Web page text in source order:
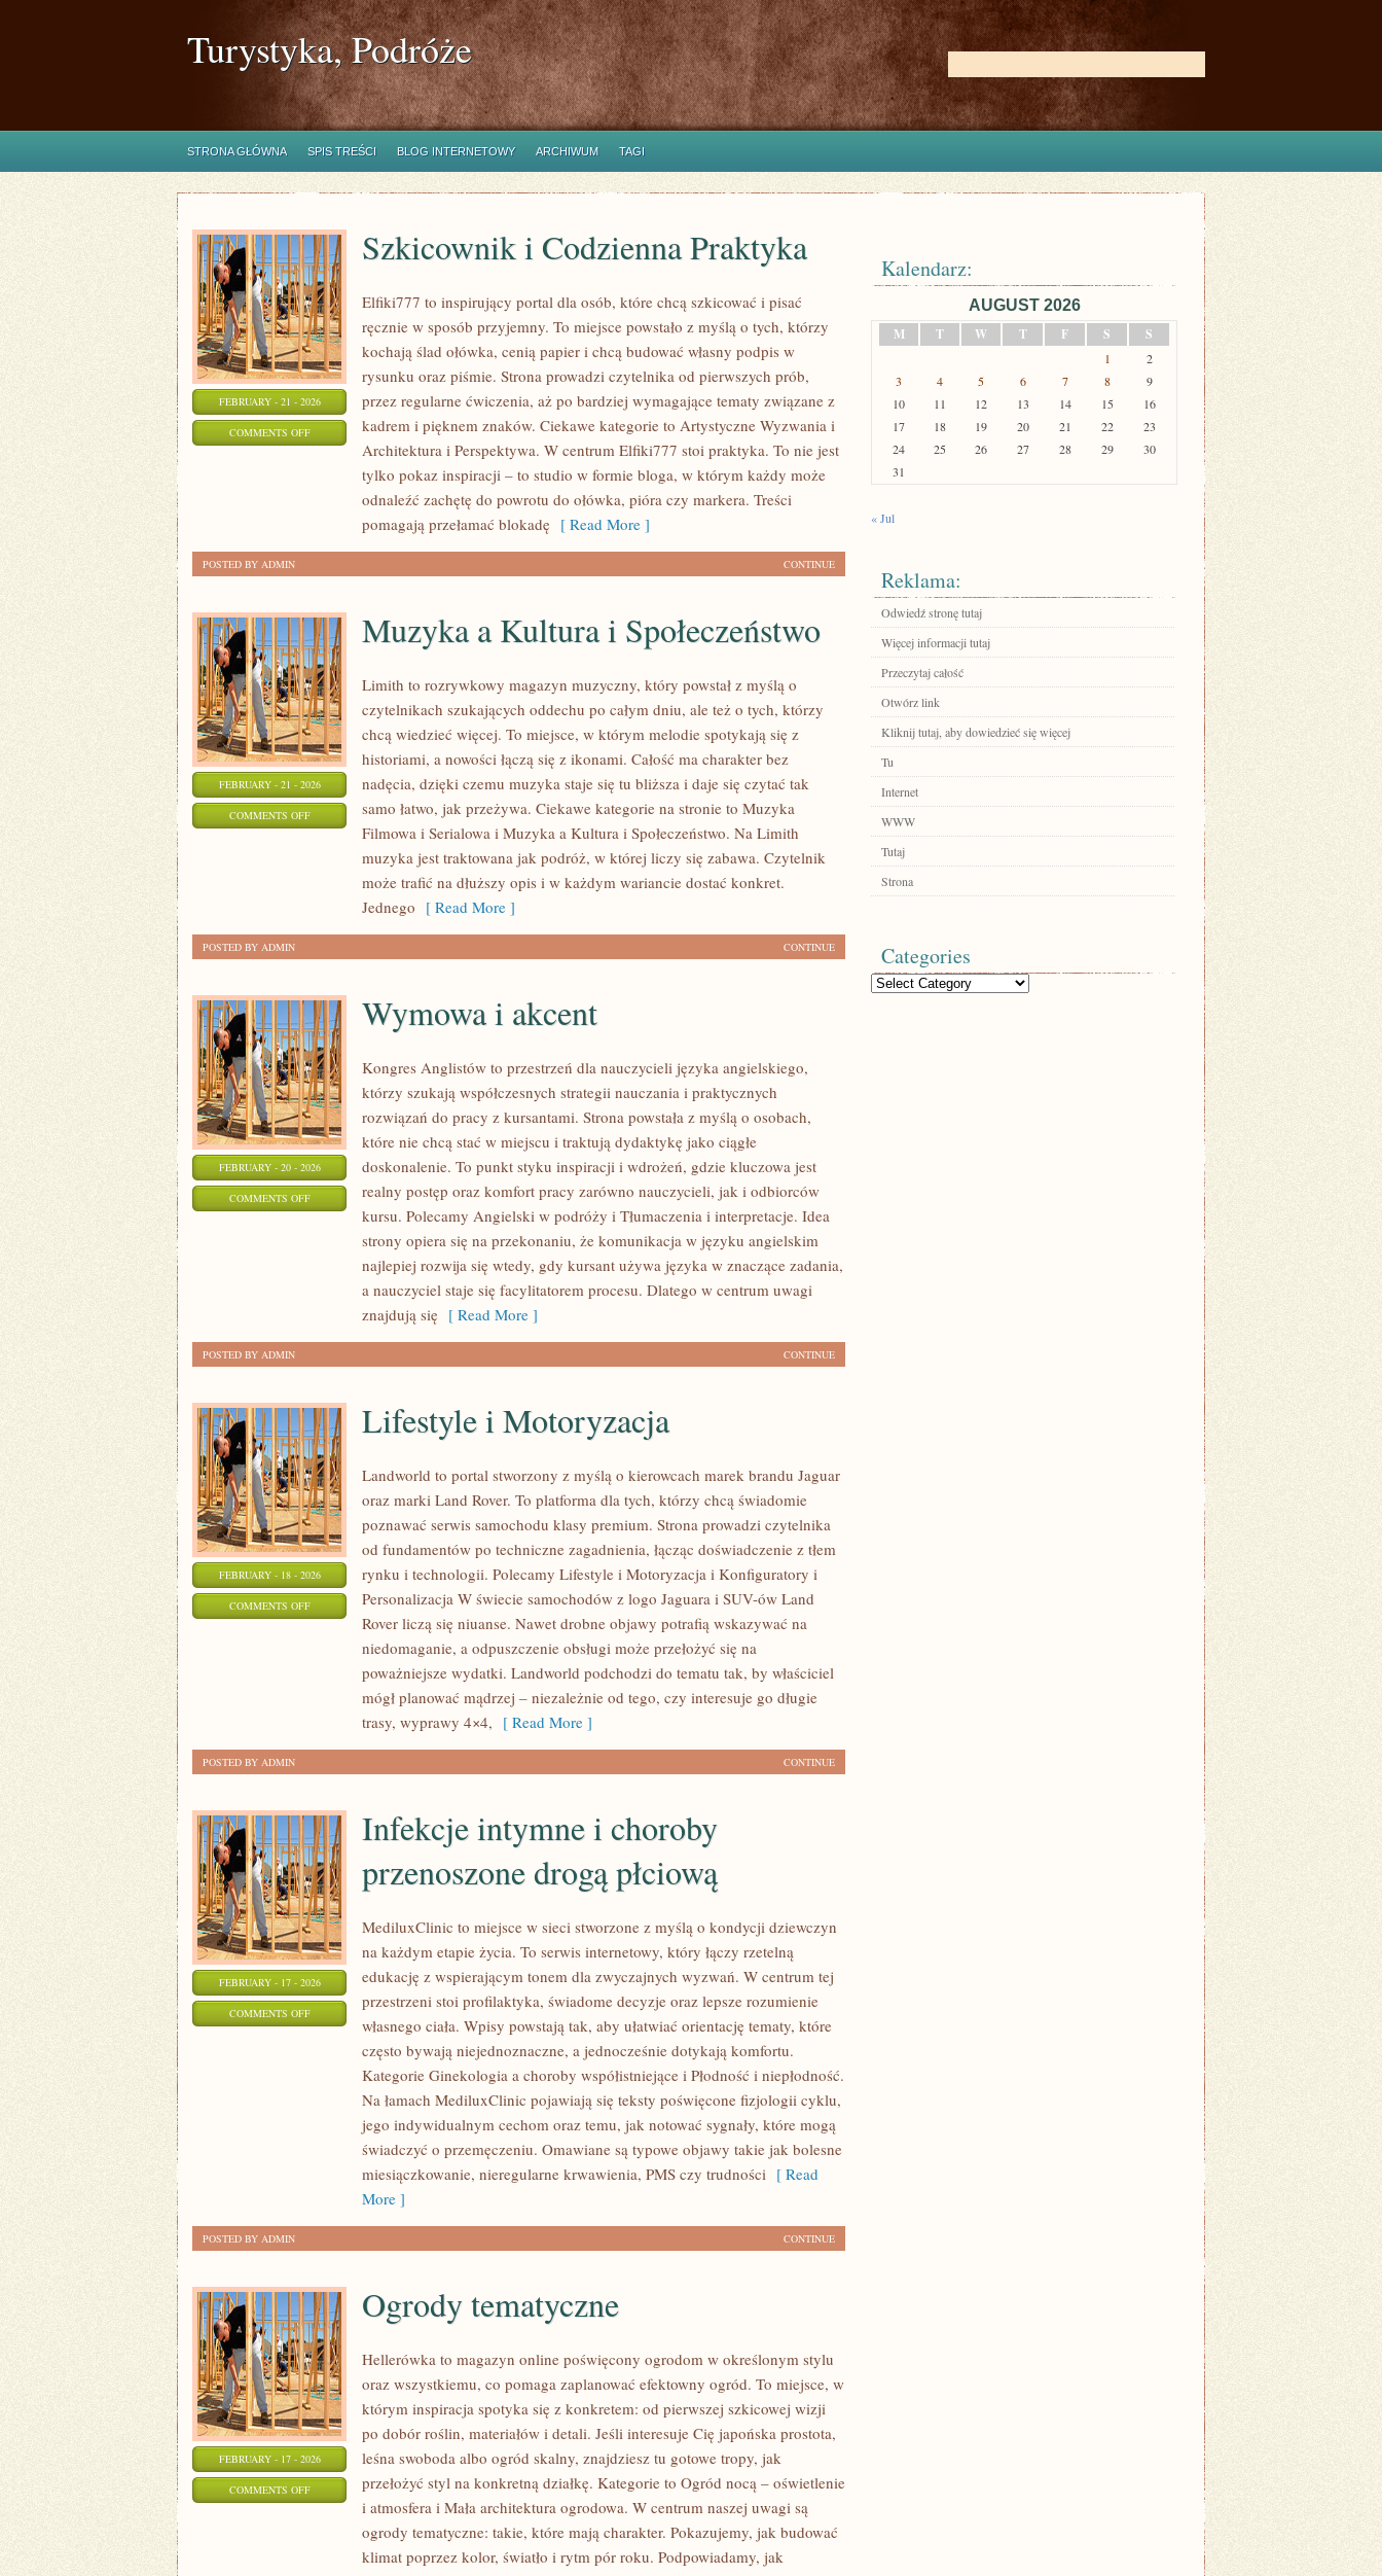
Turystyka, Podróże
STRONA GŁÓWNA SPIS TREŚCI BLOG INTERNETOWY ARCHIWUM TAGI
FEBRUARY - 21 - 2026
COMMENTS OFFON
SZKICOWNIK
CODZIENNA
PRAKTYKA
Szkicownik i Codzienna Praktyka
Elfiki777 to inspirujący portal dla osób, które chcą szkicować i pisać
ręcznie w sposób przyjemny. To miejsce powstało z myślą o tych, którzy
kochają ślad ołówka, cenią papier i chcą budować własny podpis w
rysunku oraz piśmie. Strona prowadzi czytelnika od pierwszych prób,
przez regularne ćwiczenia, aż po bardziej wymagające tematy związane z
kadrem i pięknem znaków. Ciekawe kategorie to Artystyczne Wyzwania i
Architektura i Perspektywa. W centrum Elfiki777 stoi praktyka. To nie jest
tylko pokaz inspiracji – to studio w formie bloga, w którym każdy może
odnaleźć zachętę do powrotu do ołówka, pióra czy markera. Treści
pomagają przełamać blokadę [ Read More ]
CONTINUE
POSTED BY ADMIN
FEBRUARY - 21 - 2026
COMMENTS OFFON
Muzyka a Kultura i Społeczeństwo
Limith to rozrywkowy magazyn muzyczny, który powstał z myślą o
czytelnikach szukających oddechu po całym dniu, ale też o tych, którzy
chcą wiedzieć więcej. To miejsce, w którym melodie spotykają się z
historiami, a nowości łączą się z ikonami. Całość ma charakter bez
nadęcia, dzięki czemu muzyka staje się tu bliższa i daje się czytać tak
samo łatwo, jak przeżywa. Ciekawe kategorie na stronie to Muzyka
Filmowa i Serialowa i Muzyka a Kultura i Społeczeństwo. Na Limith
muzyka jest traktowana jak podróż, w której liczy się zabawa. Czytelnik
może trafić na dłuższy opis i w każdym wariancie dostać konkret.
Jednego [ Read More ]
CONTINUE
POSTED BY ADMIN
FEBRUARY - 20 - 2026
COMMENTS OFFON
Wymowa i akcent
Kongres Anglistów to przestrzeń dla nauczycieli języka angielskiego,
którzy szukają współczesnych strategii nauczania i praktycznych
rozwiązań do pracy z kursantami. Strona powstała z myślą o osobach,
które nie chcą stać w miejscu i traktują dydaktykę jako ciągłe
doskonalenie. To punkt styku inspiracji i wdrożeń, gdzie kluczowa jest
realny postęp oraz komfort pracy zarówno nauczycieli, jak i odbiorców
kursu. Polecamy Angielski w podróży i Tłumaczenia i interpretacje. Idea
strony opiera się na przekonaniu, że komunikacja w języku angielskim
najlepiej rozwija się wtedy, gdy kursant używa języka w znaczące zadania,
a nauczyciel staje się facylitatorem procesu. Dlatego w centrum uwagi
znajdują się [ Read More ]
CONTINUE
POSTED BY ADMIN
FEBRUARY - 18 - 2026
COMMENTS OFFON
LIFESTYLE
MOTORYZACJA
Lifestyle i Motoryzacja
Landworld to portal stworzony z myślą o kierowcach marek brandu Jaguar
oraz marki Land Rover. To platforma dla tych, którzy chcą świadomie
poznawać serwis samochodu klasy premium. Strona prowadzi czytelnika
od fundamentów po techniczne zagadnienia, łącząc doświadczenie z tłem
rynku i technologii. Polecamy Lifestyle i Motoryzacja i Konfiguratory i
Personalizacja W świecie samochodów z logo Jaguara i SUV-ów Land
Rover liczą się niuanse. Nawet drobne objawy potrafią wskazywać na
niedomaganie, a odpuszczenie obsługi może przełożyć się na
poważniejsze wydatki. Landworld podchodzi do tematu tak, by właściciel
mógł planować mądrzej – niezależnie od tego, czy interesuje go długie
trasy, wyprawy 4×4, [ Read More ]
CONTINUE
POSTED BY ADMIN
FEBRUARY - 17 - 2026
COMMENTS OFFON
Infekcje intymne i choroby
przenoszone drogą płciową
MediluxClinic to miejsce w sieci stworzone z myślą o kondycji dziewczyn
na każdym etapie życia. To serwis internetowy, który łączy rzetelną
edukację z wspierającym tonem dla zwyczajnych wyzwań. W centrum tej
przestrzeni stoi profilaktyka, świadome decyzje oraz lepsze rozumienie
własnego ciała. Wpisy powstają tak, aby ułatwiać orientację tematy, które
często bywają niejednoznaczne, a jednocześnie dotykają komfortu.
Kategorie Ginekologia a choroby współistniejące i Płodność i niepłodność.
Na łamach MediluxClinic pojawiają się teksty poświęcone fizjologii cyklu,
jego indywidualnym cechom oraz temu, jak notować sygnały, które mogą
świadczyć o przemęczeniu. Omawiane są typowe objawy takie jak bolesne
miesiączkowanie, nieregularne krwawienia, PMS czy trudności [ Read
More ]
CONTINUE
POSTED BY ADMIN
FEBRUARY - 17 - 2026
COMMENTS OFFON
TEMATYCZNE
Ogrody tematyczne
Hellerówka to magazyn online poświęcony ogrodom w określonym stylu
oraz wszystkiemu, co pomaga zaplanować efektowny ogród. To miejsce, w
którym inspiracja spotyka się z konkretem: od pierwszej szkicowej wizji
po dobór roślin, materiałów i detali. Jeśli interesuje Cię japońska prostota,
leśna swoboda albo ogród skalny, znajdziesz tu gotowe tropy, jak
przełożyć styl na konkretną działkę. Kategorie to Ogród nocą – oświetlenie
i atmosfera i Mała architektura ogrodowa. W centrum naszej uwagi są
ogrody tematyczne: takie, które mają charakter. Pokazujemy, jak budować
klimat poprzez kolor, światło i rytm pór roku. Podpowiadamy, jak
Kalendarz:
AUGUST 2026
M
T W T F S S
1
2
3
4 5 6 7 8
9
10
11 12 13 14 15
16
17
18 19 20 21 22
23
24
25 26 27 28 29
30
31
« Jul
Reklama:
Odwiedź stronę tutaj
Więcej informacji tutaj
Przeczytaj całość
Otwórz link
Kliknij tutaj, aby dowiedzieć się więcej
Tu
Internet
WWW
Tutaj
Strona
Categories
Categories